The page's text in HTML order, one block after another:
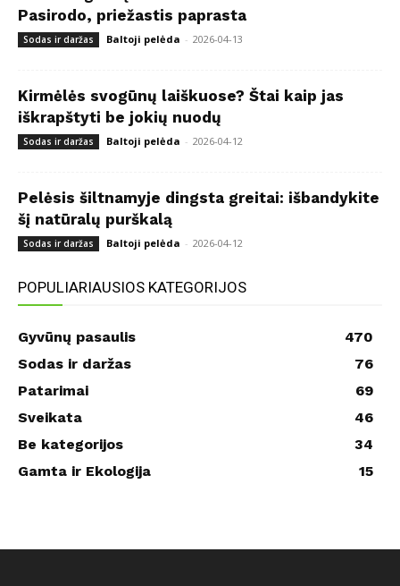
Pasirodo, priežastis paprasta
Sodas ir daržas Baltoji pelėda - 2026-04-13
Kirmėlės svogūnų laiškuose? Štai kaip jas
iškrapštyti be jokių nuodų
Sodas ir daržas Baltoji pelėda - 2026-04-12
Pelėsis šiltnamyje dingsta greitai: išbandykite
šį natūralų purškalą
Sodas ir daržas Baltoji pelėda - 2026-04-12
POPULIARIAUSIOS KATEGORIJOS
Gyvūnų pasaulis
470
Sodas ir daržas
76
Patarimai
69
Sveikata
46
Be kategorijos
34
Gamta ir Ekologija
15